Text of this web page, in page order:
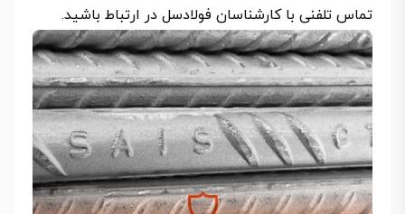
تماس تلفنی با کارشناسان فولادسل در ارتباط باشید.